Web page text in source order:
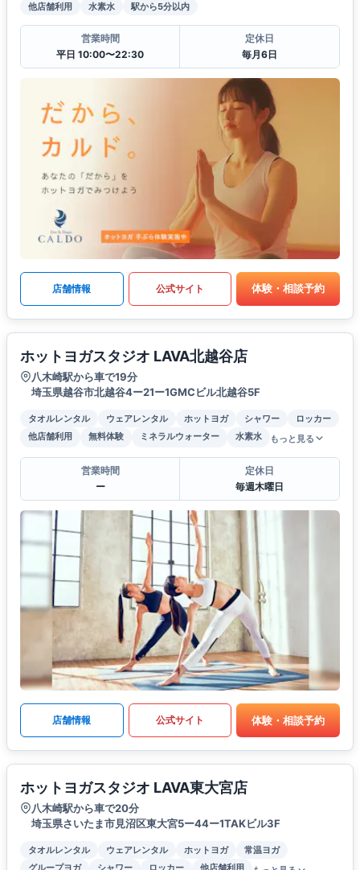
他店舗利用
水素水 駅から5分以内
営業時間
平日 10:00〜22:30
定休日
毎月6日
店舗情報 公式サイト 体験・相談予約
ホットヨガスタジオ LAVA北越谷店
八木崎駅から車で19分
埼玉県越谷市北越谷4ー21ー1GMCビル北越谷5F
タオルレンタル ウェアレンタル ホットヨガ シャワー
ロッカー
他店舗利用
無料体験 ミネラルウォーター 水素水 もっと見る
営業時間
ー
定休日
毎週木曜日
店舗情報 公式サイト 体験・相談予約
ホットヨガスタジオ LAVA東大宮店
八木崎駅から車で20分
埼玉県さいたま市見沼区東大宮5ー44ー1TAKビル3F
タオルレンタル ウェアレンタル ホットヨガ
常温ヨガ
グループヨガ
シャワー ロッカー 他店舗利用